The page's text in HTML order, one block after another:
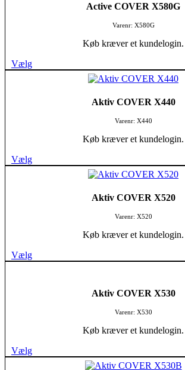
Active COVER X580G
Varenr: X580G
Køb kræver et kundelogin.
Vælg
Aktiv COVER X440
Varenr: X440
Køb kræver et kundelogin.
Vælg
Aktiv COVER X520
Varenr: X520
Køb kræver et kundelogin.
Vælg
Aktiv COVER X530
Varenr: X530
Køb kræver et kundelogin.
Vælg